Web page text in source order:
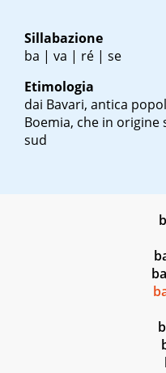
Sillabazione
ba | va | ré | se
Etimologia
dai Bavari, antica
Boemia, che in origine
sud